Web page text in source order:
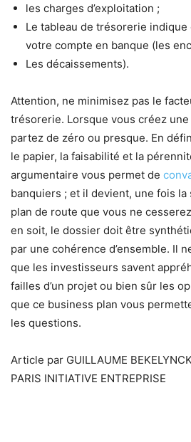
les charges d’exploitation ;
Le tableau de trésorerie indique
votre compte en banque (les
Les décaissements).
Attention, ne minimisez pas le
trésorerie. Lorsque vous créez
partez de zéro ou presque. En
le papier, la faisabilité et la
argumentaire vous permet de
banquiers ; et il devient, une fois
plan de route que vous ne cesserez
en soit, le dossier doit être
par une cohérence d’ensemble. Il
que les investisseurs savent
failles d’un projet ou bien sûr les
que ce business plan vous
les questions.
Article par GUILLAUME
PARIS INITIATIVE ENTREPRISE